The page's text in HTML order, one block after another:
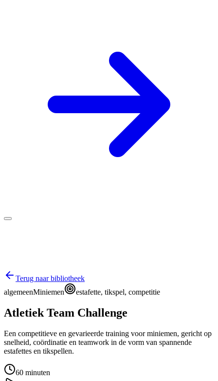
Terug naar bibliotheek
algemeenMiniemen estafette, tikspel, competitie
Atletiek Team Challenge
Een competitieve en gevarieerde training voor miniemen, gericht op
snelheid, coördinatie en teamwork in de vorm van spannende
estafettes en tikspellen.
60 minuten